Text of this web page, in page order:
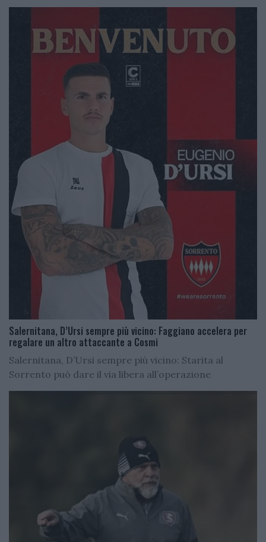
Salernitana, D’Ursi sempre più vicino: Faggiano accelera per
regalare un altro attaccante a Cosmi
Salernitana, D’Ursi sempre più vicino: Starita al
Sorrento può dare il via libera all’operazione